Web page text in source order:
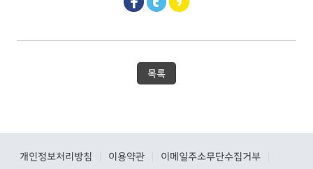
목록
개인정보처리방침 이용약관 이메일주소무단수집거부